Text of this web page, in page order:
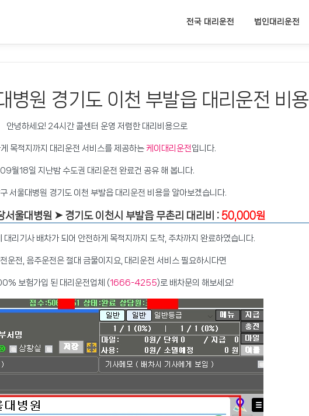
전국 대리운전 법인대리운전
병원 경기도 이천 부발읍 대리운전 비용
안녕하세요! 24시간 콜센터 운영 저렴한 대리비용으로
목적지까지 대리운전 서비스를 제공하는 케이대리운전입니다.
09월18일 지난밤 수도권 대리운전 완료건 공유 해 봅니다.
서울대병원 경기도 이천 부발읍 대리운전 비용을 알아보겠습니다.
서울대병원 ➤ 경기도 이천시 부발읍 무촌리 대리비 : 50,000원
리기사 배차가 되어 안전하게 목적지까지 도착, 주차까지 완료하였습니다.
운전, 음주운전은 절대 금물이지요, 대리운전 서비스 필요하시다면
보험가입 된 대리운전업체 (1666-4255)로 배차문의 해보세요!